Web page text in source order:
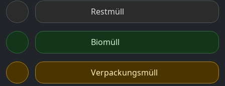
Restmüll
Biomüll
Verpackungsmüll